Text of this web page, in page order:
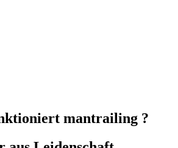
mantrailing ?